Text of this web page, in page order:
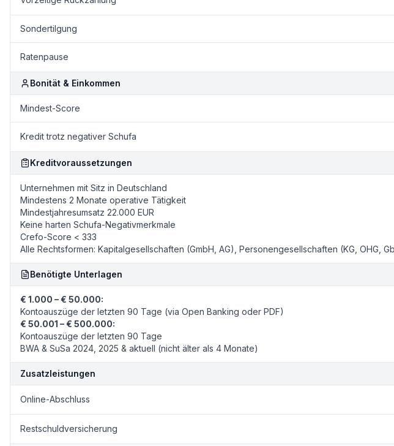
Sondertilgung
Ratenpause
Bonität & Einkommen
Mindest-Score
Kredit trotz negativer Schufa
Kreditvoraussetzungen
Unternehmen mit Sitz in Deutschland
Mindestens 2 Monate operative Tätigkeit
Mindestjahresumsatz 22.000 EUR
Keine harten Schufa-Negativmerkmale
Crefo-Score < 333
Alle Rechtsformen: Kapitalgesellschaften (GmbH, AG), Personengesellschaften (KG, OHG,
Benötigte Unterlagen
€ 1.000 – € 50.000:
Kontoauszüge der letzten 90 Tage (via Open Banking oder PDF)
€ 50.001 – € 500.000:
Kontoauszüge der letzten 90 Tage
BWA & SuSa 2024, 2025 & aktuell (nicht älter als 4 Monate)
Zusatzleistungen
Online-Abschluss
Restschuldversicherung